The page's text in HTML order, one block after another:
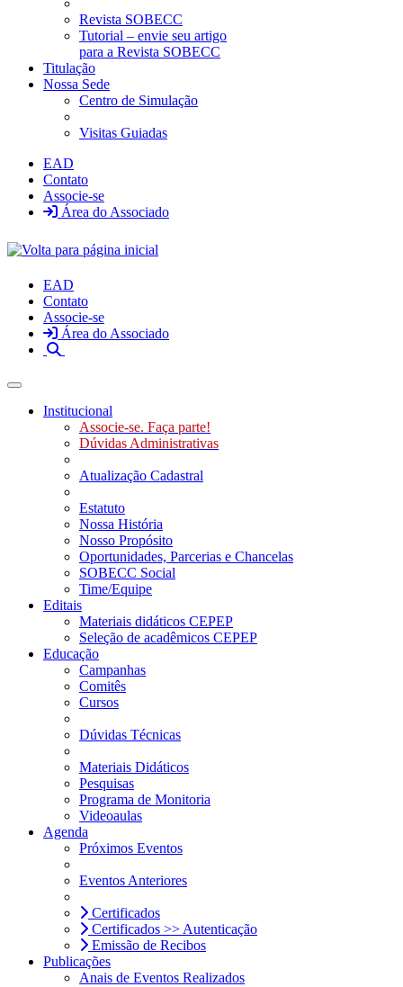
Revista SOBECC
Tutorial – envie seu artigo
para a Revista SOBECC
Titulação
Nossa Sede
Centro de Simulação
Visitas Guiadas
EAD
Contato
Associe-se
Área do Associado
EAD
Contato
Associe-se
Área do Associado
Toggle navigation
Institucional
Associe-se. Faça parte!
Dúvidas Administrativas
Atualização Cadastral
Estatuto
Nossa História
Nosso Propósito
Oportunidades, Parcerias e Chancelas
SOBECC Social
Time/Equipe
Editais
Materiais didáticos CEPEP
Seleção de acadêmicos CEPEP
Educação
Campanhas
Comitês
Cursos
Dúvidas Técnicas
Materiais Didáticos
Pesquisas
Programa de Monitoria
Videoaulas
Agenda
Próximos Eventos
Eventos Anteriores
Certificados
Certificados >> Autenticação
Emissão de Recibos
Publicações
Anais de Eventos Realizados